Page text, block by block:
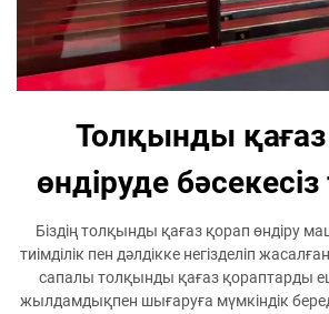
Толқынды
өндіруде бәсекесіз
Біздің толқынды қағаз қорап өндіру
тиімділік пен дәлдікке негізделіп
сапалы толқынды қағаз қораптарды
жылдамдықпен шығаруға мүмкіндік